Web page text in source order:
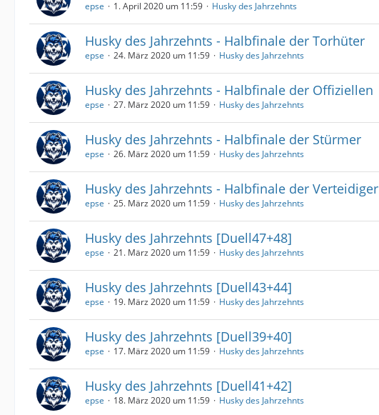
epse 1. April 2020 um 11:59 Husky des Jahrzehnts
Husky des Jahrzehnts - Halbfinale der Torhüter
epse 24. März 2020 um 11:59 Husky des Jahrzehnts
Husky des Jahrzehnts - Halbfinale der Offiziellen
epse 27. März 2020 um 11:59 Husky des Jahrzehnts
Husky des Jahrzehnts - Halbfinale der Stürmer
epse 26. März 2020 um 11:59 Husky des Jahrzehnts
Husky des Jahrzehnts - Halbfinale der Verteidiger
epse 25. März 2020 um 11:59 Husky des Jahrzehnts
Husky des Jahrzehnts [Duell47+48]
epse 21. März 2020 um 11:59 Husky des Jahrzehnts
Husky des Jahrzehnts [Duell43+44]
epse 19. März 2020 um 11:59 Husky des Jahrzehnts
Husky des Jahrzehnts [Duell39+40]
epse 17. März 2020 um 11:59 Husky des Jahrzehnts
Husky des Jahrzehnts [Duell41+42]
epse 18. März 2020 um 11:59 Husky des Jahrzehnts